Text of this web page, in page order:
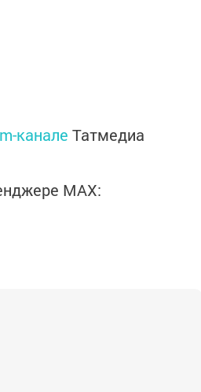
канале Татмедиа
MАХ: